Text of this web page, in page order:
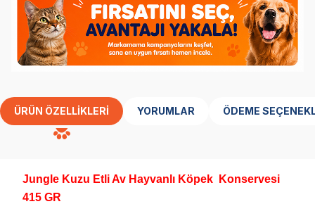
ÜRÜN ÖZELLIKLERI YORUMLAR ÖDEME
Jungle Kuzu Etli Av Hayvanlı Köpek
Konservesi
415 GR